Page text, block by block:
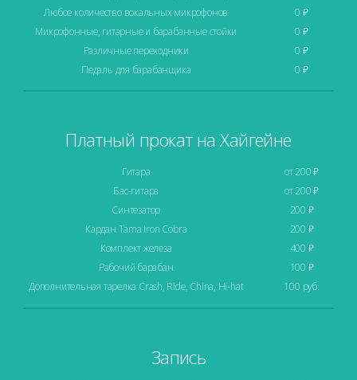
Любое количество вокальных микрофонов
0 ₽
Микрофонные, гитарные и барабанные стойки
0 ₽
Различные переходники
0 ₽
Педаль для барабанщика
0 ₽
Платный прокат на Хайгейне
Гитара
от 200 ₽
Бас-гитара
от 200 ₽
Синтезатор
200 ₽
Кардан Tama Iron Cobra
200 ₽
Комплект железа
400 ₽
Рабочий барабан
100 ₽
Дополнительная тарелка Crash, Ride, China, Hi-hat
100 руб.
Запись